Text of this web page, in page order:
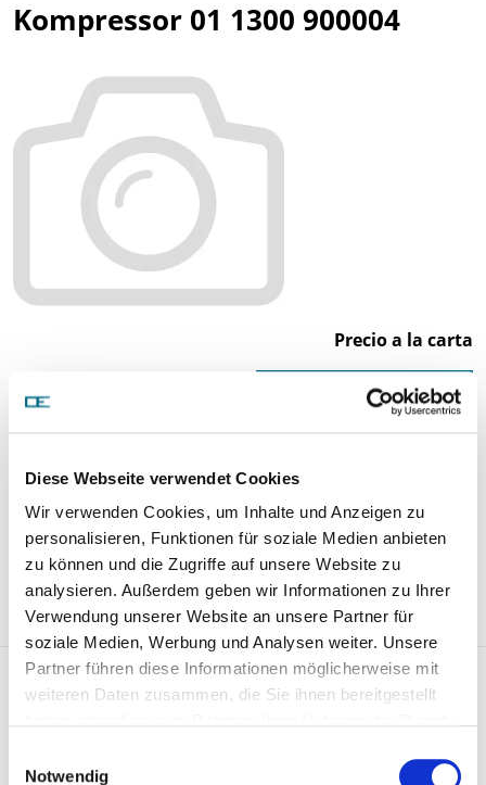
Diese Webseite verwendet Cookies
Wir verwenden Cookies, um Inhalte und Anzeigen zu
personalisieren, Funktionen für soziale Medien anbieten
zu können und die Zugriffe auf unsere Website zu
analysieren. Außerdem geben wir Informationen zu Ihrer
Verwendung unserer Website an unsere Partner für
soziale Medien, Werbung und Analysen weiter. Unsere
Partner führen diese Informationen möglicherweise mit
weiteren Daten zusammen, die Sie ihnen bereitgestellt
Notwendig
Kompressor 01 1300 900004
Precio a la carta
SOLICITAR ARTÍCULO
906 130 58 15
906 130 57 15
906 130 54 15
906 130 50 15
Otros números de referencia
Kompr.-Kolben / Zylinder 01